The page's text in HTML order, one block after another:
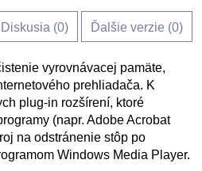
Diskusia (0) Ďalšie verzie (0)
vyrovnávacej pamäte,
prehliadača. K
plug-in rozšírení, ktoré
(napr. Adobe Acrobat
na odstránenie stôp po
Windows Media Player.